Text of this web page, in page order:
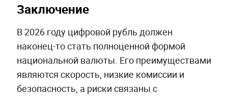
Заключение
В 2026 году цифровой рубль должен
наконец-то стать полноценной формой
национальной валюты. Его преимуществами
являются скорость, низкие комиссии и
безопасность, а риски связаны с